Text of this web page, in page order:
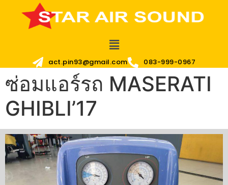
act.pin93@gmail.com 083-999-0967
ซ่อมแอร์รถ MASERATI
GHIBLI’17